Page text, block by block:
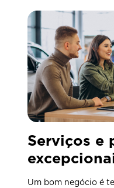
Serviços e
Um bom negócio é